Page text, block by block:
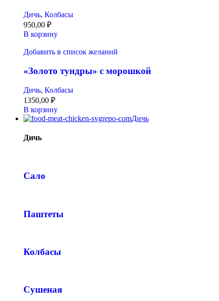
Дичь, Колбасы
950,00 ₽
В корзину
Добавить в список желаний
«Золото тундры» с морошкой
Дичь, Колбасы
1350,00 ₽
В корзину
Дичь
Дичь
Сало
Паштеты
Колбасы
Сушеная